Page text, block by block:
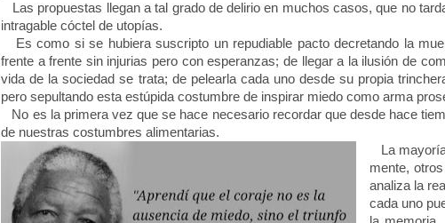
Las propuestas llegan a tal grado de delirio en muchos casos, que no
intragable cóctel de utopías.
Es como si se hubiera suscripto un repudiable pacto decretando la
frente a frente sin injurias pero con esperanzas; de llegar a la ilusión de
vida de la sociedad se trata; de pelearla cada uno desde su propia
pero sepultando esta estúpida costumbre de inspirar miedo como arma
No es la primera vez que se hace necesario recordar que desde hace
de nuestras costumbres alimentarias.
La
mente,
analiza la
cada uno